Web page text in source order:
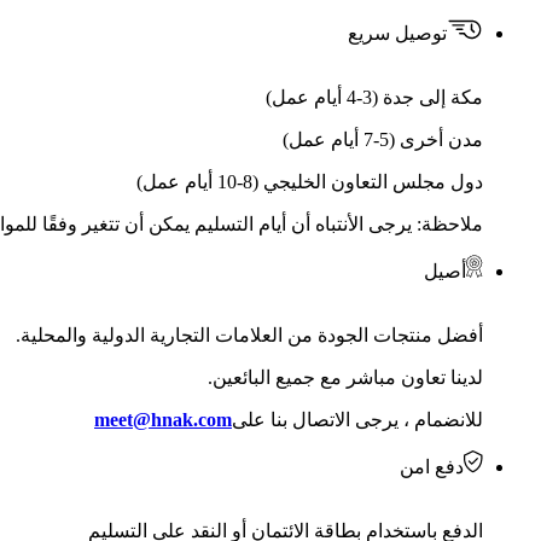
توصيل سريع
مكة إلى جدة (3-4 أيام عمل)
مدن أخرى (5-7 أيام عمل)
دول مجلس التعاون الخليجي (8-10 أيام عمل)
ملاحظة: يرجى الأنتباه أن أيام التسليم يمكن أن تتغير وفقًا
أصيل
أفضل منتجات الجودة من العلامات التجارية الدولية والمحلية.
لدينا تعاون مباشر مع جميع البائعين.
للانضمام ، يرجى الاتصال بنا علىmeet@hnak.com
دفع امن
الدفع باستخدام بطاقة الائتمان أو النقد على التسليم